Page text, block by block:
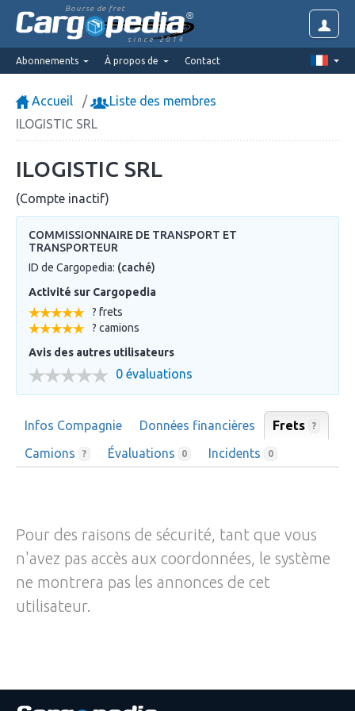
Bourse de fret
since 2014
Abonnements À propos de Contact
Accueil
Liste des membres
ILOGISTIC SRL
ILOGISTIC SRL
(Compte inactif)
COMMISSIONNAIRE DE TRANSPORT ET
TRANSPORTEUR
ID de Cargopedia: (caché)
Activité sur Cargopedia
? frets
? camions
Avis des autres utilisateurs
0 évaluations
Infos Compagnie Données financières Frets ?
Camions ? Évaluations 0 Incidents 0
Pour des raisons de sécurité, tant que vous
n'avez pas accès aux coordonnées, le système
ne montrera pas les annonces de cet
utilisateur.